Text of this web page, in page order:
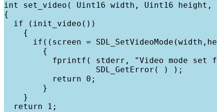
int set_video( Uint16 width, Uint16
{
  if (init_video())
    {
if((screen =
        {
fprintf( stderr, "Video mode set
                   SDL_GetError( ) );
          return 0;
        }
    }
  return 1;